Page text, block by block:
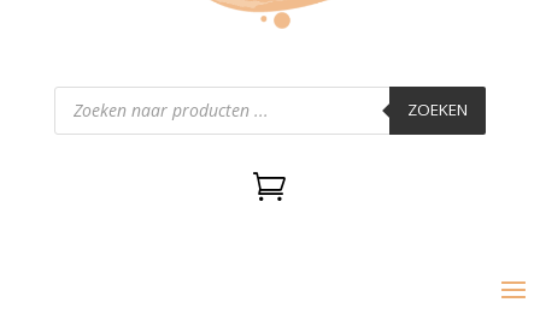
Producten
zoeken ZOEKEN
